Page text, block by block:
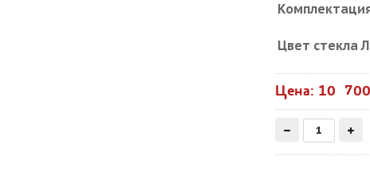
Цвет стекла
Цена: 10